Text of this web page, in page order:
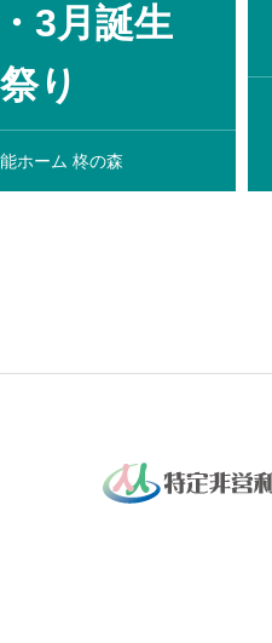
3月誕生
り
ホーム 柊の森